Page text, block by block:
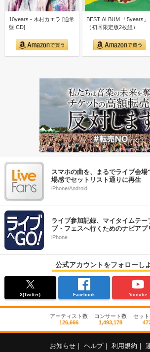
10years - 木村カエラ [通常
盤 CD]
BEST ALBUM 「5years」
（初回限定版2枚組）
スマホの曲を、まるでライブ会
場感でセットリスト通りに再生
iPhone/Android
ライブ参加記録、マイタイムテー
ブ・フェスへ行くためのナビアプ
iPhone
公式アカウントをフォローし
X(Twitter) Facebook Youtube
アーティスト数
126,666
コンサート数
1,493,178
セッ
お知らせ ヘルプ 利用規約